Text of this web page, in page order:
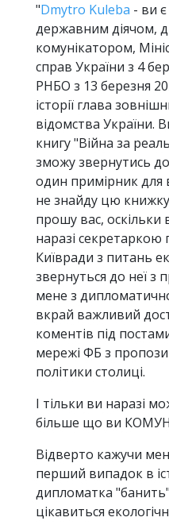
"Dmytro Kuleba - ви
державним діячом,
комунікатором,
справ України з 4
РНБО з 13 березня
історії глава
відомства України.
книгу "Війна за
зможу звернутись
один примірник для
не знайду цю
прошу вас,
наразі секретаркою
Київради з питань
звернуться до неї з
мене з
вкрай важливий
коментів під
мережі ФБ з
політики столиці.
І тільки ви наразі
більше що ви
Відверто кажучи
перший випадок в
дипломатка
цікавиться